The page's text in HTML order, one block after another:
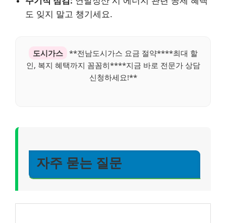
도 잊지 말고 챙기세요.
도시가스
**전남도시가스 요금 절약****최대 할
인, 복지 혜택까지 꼼꼼히****지금 바로 전문가 상담
신청하세요!**
자주 묻는 질문